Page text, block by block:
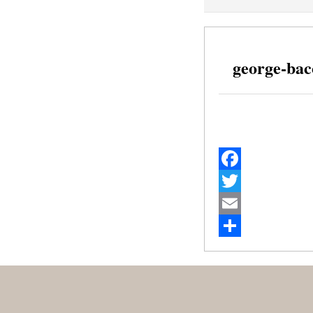
george-
Facebook
Twitter
Email
Share